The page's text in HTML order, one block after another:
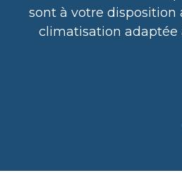
sont à votre disposition
climatisation adaptée